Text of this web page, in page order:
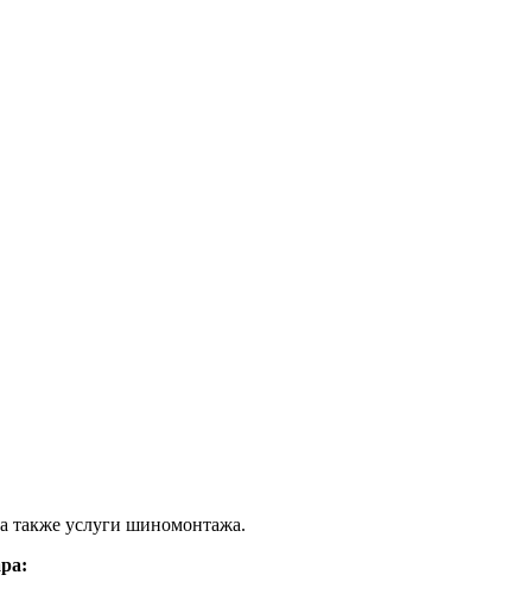
также услуги шиномонтажа.